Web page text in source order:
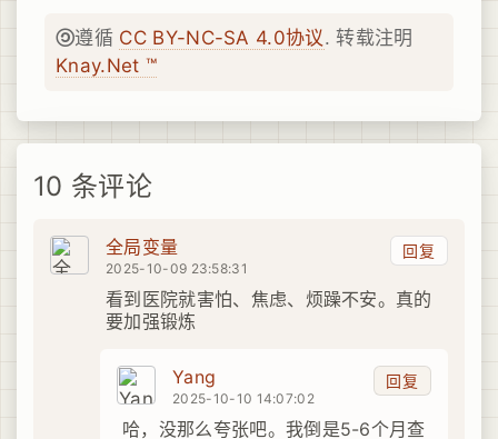
遵循 CC BY-NC-SA 4.0协议. 转载注明
Knay.Net ™
10 条评论
回复
全局变量
2025-10-09 23:58:31
看到医院就害怕、焦虑、烦躁不安。真的
要加强锻炼
回复
Yang
2025-10-10 14:07:02
哈，没那么夸张吧。我倒是5-6个月查